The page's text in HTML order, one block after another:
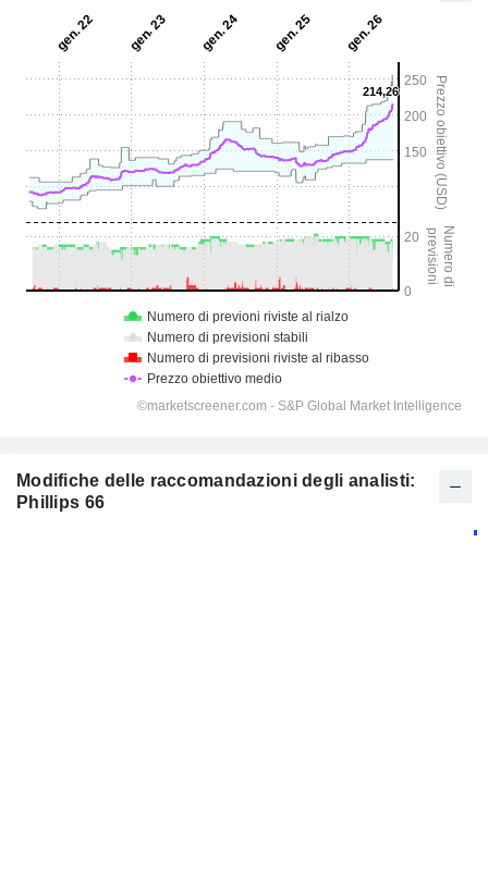
Modifiche delle raccomandazioni degli analisti:
Phillips 66